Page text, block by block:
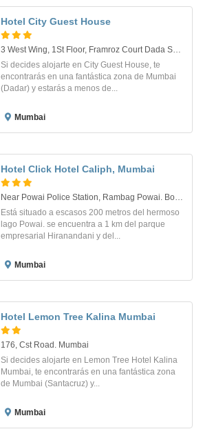
Hotel City Guest House
3 West Wing, 1St Floor, Framroz Court Dada Saheb Phalke Marg, Dadar East. Mumbai
Si decides alojarte en City Guest House, te
encontrarás en una fantástica zona de Mumbai
(Dadar) y estarás a menos de...
Mumbai
Hotel Click Hotel Caliph, Mumbai
Near Powai Police Station, Rambag Powai. Bombay
Está situado a escasos 200 metros del hermoso
lago Powai. se encuentra a 1 km del parque
empresarial Hiranandani y del...
Mumbai
Hotel Lemon Tree Kalina Mumbai
176, Cst Road. Mumbai
Si decides alojarte en Lemon Tree Hotel Kalina
Mumbai, te encontrarás en una fantástica zona
de Mumbai (Santacruz) y...
Mumbai